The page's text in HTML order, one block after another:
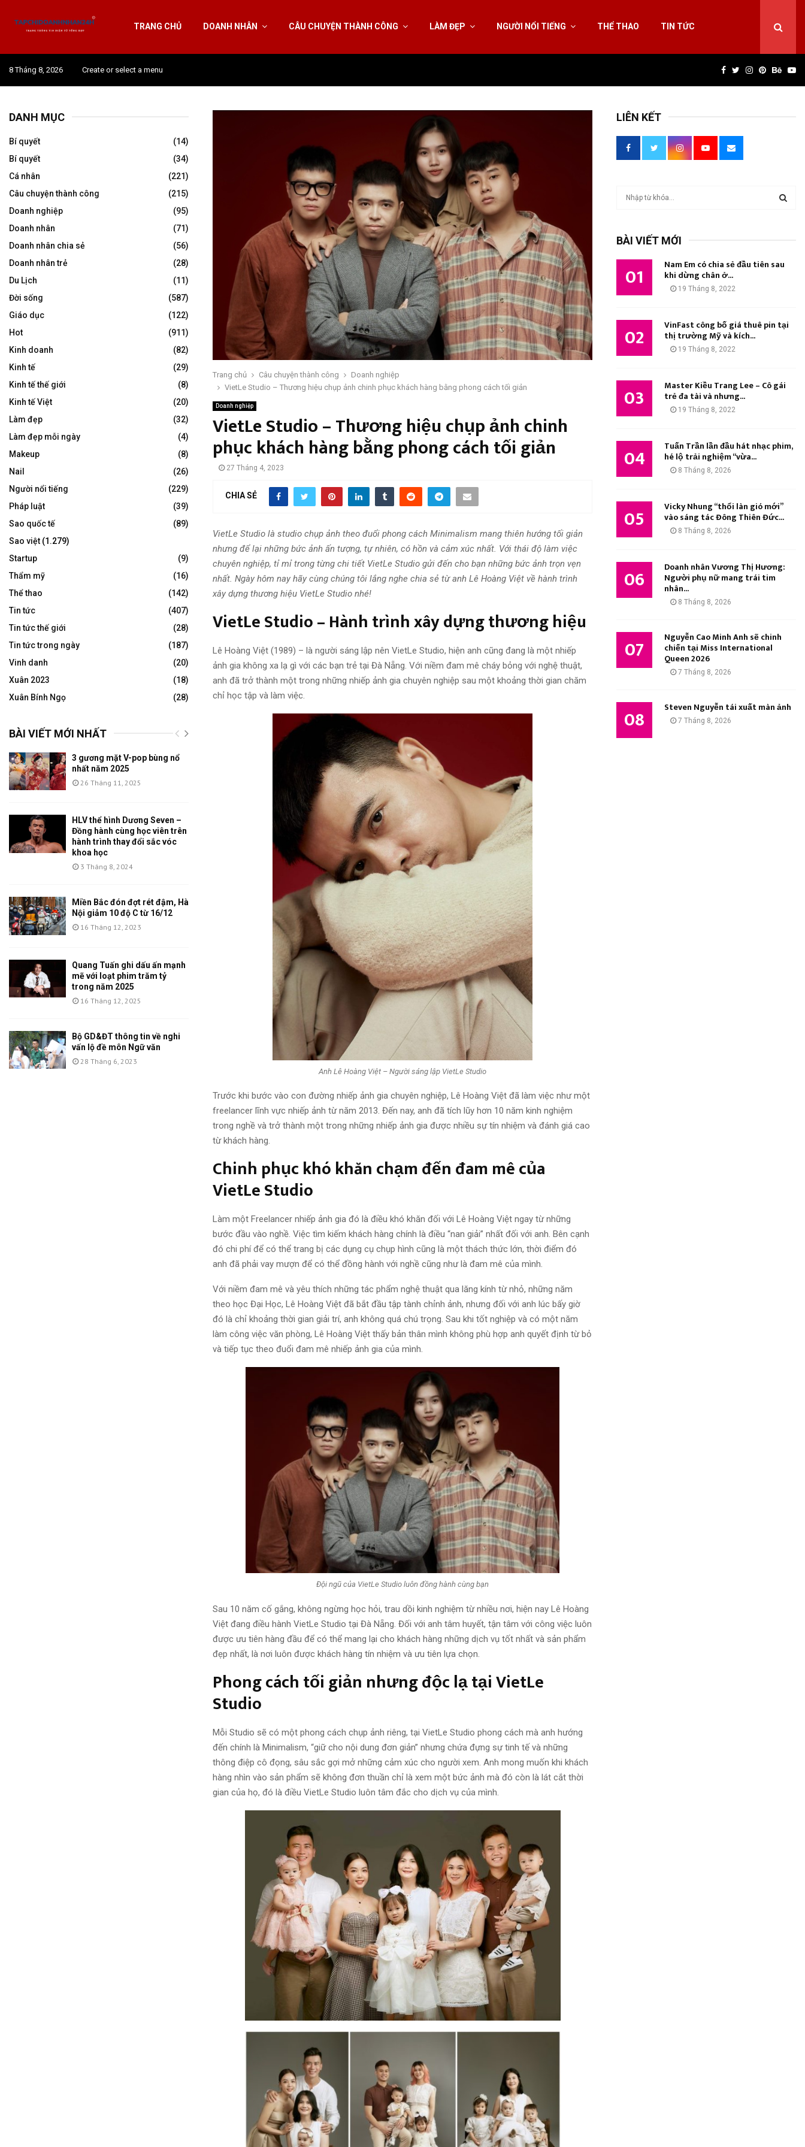
TRANG CHỦ DOANH NHÂN CÂU CHUYỆN THÀNH CÔNG LÀM ĐẸP NGƯỜI NỔI TIẾNG THỂ THAO TIN TỨC
8 Tháng 8, 2026 Create or select a menu Facebook
Twitter
Instagram
Pinterest
Trang chủ Câu chuyện thành công
Doanh nghiệp
VietLe Studio – Thương hiệu chụp ảnh chinh phục khách hàng bằng phong cách tối giản
Doanh nghiệp
VietLe Studio – Thương hiệu chụp ảnh chinh
phục khách hàng bằng phong cách tối giản
27 Tháng 4, 2023
CHIA SẺ
VietLe Studio là studio chụp ảnh theo đuổi phong cách Minimalism mang thiên hướng tối giản
nhưng để lại những bức ảnh ấn tượng, tự nhiên, có hồn và cảm xúc nhất. Với thái độ làm việc
chuyên nghiệp, tỉ mỉ trong từng chi tiết VietLe Studio gửi đến cho bạn những bức ảnh trọn vẹn
nhất. Ngày hôm nay hãy cùng chúng tôi lắng nghe chia sẻ từ anh Lê Hoàng Việt về hành trình
xây dựng thương hiệu VietLe Studio nhé!
VietLe Studio – Hành trình xây dựng thương hiệu
Lê Hoàng Việt (1989) – là người sáng lập nên VietLe Studio, hiện anh cũng đang là một nhiếp
ảnh gia không xa lạ gì với các bạn trẻ tại Đà Nẵng. Với niềm đam mê cháy bỏng với nghệ thuật,
anh đã trở thành một trong những nhiếp ảnh gia chuyên nghiệp sau một khoảng thời gian chăm
chỉ học tập và làm việc.
Anh Lê Hoàng Việt – Người sáng lập VietLe Studio
Trước khi bước vào con đường nhiếp ảnh gia chuyên nghiệp, Lê Hoàng Việt đã làm việc như một
freelancer lĩnh vực nhiếp ảnh từ năm 2013. Đến nay, anh đã tích lũy hơn 10 năm kinh nghiệm
trong nghề và trở thành một trong những nhiếp ảnh gia được nhiều sự tín nhiệm và đánh giá cao
từ khách hàng.
Chinh phục khó khăn chạm đến đam mê của
VietLe Studio
Làm một Freelancer nhiếp ảnh gia đó là điều khó khăn đối với Lê Hoàng Việt ngay từ những
bước đầu vào nghề. Việc tìm kiếm khách hàng chính là điều “nan giải” nhất đối với anh. Bên cạnh
đó chi phí để có thể trang bị các dụng cụ chụp hình cũng là một thách thức lớn, thời điểm đó
anh đã phải vay mượn để có thể đồng hành với nghề cũng như là đam mê của mình.
Với niềm đam mê và yêu thích những tác phẩm nghệ thuật qua lăng kính từ nhỏ, những năm
theo học Đại Học, Lê Hoàng Việt đã bắt đầu tập tành chỉnh ảnh, nhưng đối với anh lúc bấy giờ
đó là chỉ khoảng thời gian giải trí, anh không quá chú trọng. Sau khi tốt nghiệp và có một năm
làm công việc văn phòng, Lê Hoàng Việt thấy bản thân mình không phù hợp anh quyết định từ bỏ
và tiếp tục theo đuổi đam mê nhiếp ảnh gia của mình.
Đội ngũ của VietLe Studio luôn đồng hành cùng bạn
Sau 10 năm cố gắng, không ngừng học hỏi, trau dồi kinh nghiệm từ nhiều nơi, hiện nay Lê Hoàng
Việt đang điều hành VietLe Studio tại Đà Nẵng. Đối với anh tâm huyết, tận tâm với công việc luôn
được ưu tiên hàng đầu để có thể mang lại cho khách hàng những dịch vụ tốt nhất và sản phẩm
đẹp nhất, là nơi luôn được khách hàng tín nhiệm và ưu tiên lựa chọn.
Phong cách tối giản nhưng độc lạ tại VietLe
Studio
Mỗi Studio sẽ có một phong cách chụp ảnh riêng, tại VietLe Studio phong cách mà anh hướng
đến chính là Minimalism, “giữ cho nội dung đơn giản” nhưng chứa đựng sự tinh tế và những
thông điệp cô đọng, sâu sắc gợi mở những cảm xúc cho người xem. Anh mong muốn khi khách
hàng nhìn vào sản phẩm sẽ không đơn thuần chỉ là xem một bức ảnh mà đó còn là lát cắt thời
gian của họ, đó là điều VietLe Studio luôn tâm đắc cho dịch vụ của mình.
DANH MỤC
Bí quyết
(14)
Bí quyết
(34)
Cá nhân
(221)
Câu chuyện thành công
(215)
Doanh nghiệp
(95)
Doanh nhân
(71)
Doanh nhân chia sẻ
(56)
Doanh nhân trẻ
(28)
Du Lịch
(11)
Đời sống
(587)
Giáo dục
(122)
Hot
(911)
Kinh doanh
(82)
Kinh tế
(29)
Kinh tế thế giới
(8)
Kinh tế Việt
(20)
Làm đẹp
(32)
Làm đẹp mỗi ngày
(4)
Makeup
(8)
Nail
(26)
Người nổi tiếng
(229)
Pháp luật
(39)
Sao quốc tế
(89)
Sao việt (1.279)
Startup
(9)
Thẩm mỹ
(16)
Thể thao
(142)
Tin tức
(407)
Tin tức thế giới
(28)
Tin tức trong ngày
(187)
Vinh danh
(20)
Xuân 2023
(18)
Xuân Bính Ngọ
(28)
BÀI VIẾT MỚI NHẤT
3 gương mặt V-pop bùng nổ
nhất năm 2025
26 Tháng 11, 2025
HLV thể hình Dương Seven –
Đồng hành cùng học viên trên
hành trình thay đổi sắc vóc
khoa học
3 Tháng 8, 2024
Miền Bắc đón đợt rét đậm, Hà
Nội giảm 10 độ C từ 16/12
16 Tháng 12, 2023
Quang Tuấn ghi dấu ấn mạnh
mẽ với loạt phim trăm tỷ
trong năm 2025
16 Tháng 12, 2025
Bộ GD&ĐT thông tin về nghi
vấn lộ đề môn Ngữ văn
28 Tháng 6, 2023
LIÊN KẾT
M
BÀI VIẾT MỚI
01 Nam Em có chia sẻ đầu tiên sau
khi dừng chân ở...
19 Tháng 8, 2022
02 VinFast công bố giá thuê pin tại
thị trường Mỹ và kích...
19 Tháng 8, 2022
03 Master Kiều Trang Lee – Cô gái
trẻ đa tài và nhưng...
19 Tháng 8, 2022
04 Tuấn Trần lần đầu hát nhạc phim,
hé lộ trải nghiệm “vừa...
8 Tháng 8, 2026
05 Vicky Nhung “thổi làn gió mới”
vào sáng tác Đông Thiên Đức...
8 Tháng 8, 2026
06 Doanh nhân Vương Thị Hương:
Người phụ nữ mang trái tim
nhân...
8 Tháng 8, 2026
07 Nguyễn Cao Minh Anh sẽ chinh
chiến tại Miss International
Queen 2026
7 Tháng 8, 2026
08 Steven Nguyễn tái xuất màn ảnh
7 Tháng 8, 2026